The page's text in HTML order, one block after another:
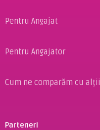
Pentru Angajat
Pentru Angajator
Cum ne comparăm cu alții
Parteneri